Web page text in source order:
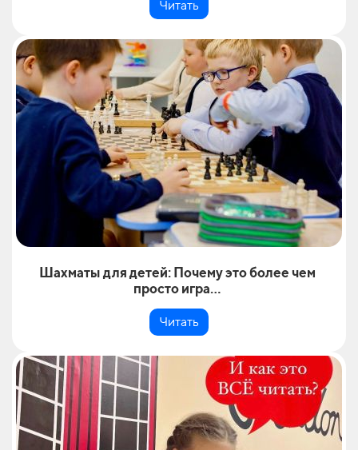
Читать
Шахматы для детей: Почему это более чем
просто игра...
Читать